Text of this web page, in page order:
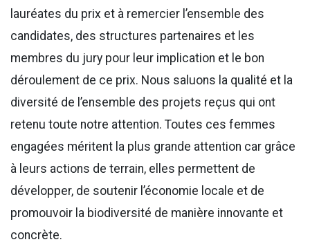
lauréates du prix et à remercier l’ensemble des
candidates, des structures partenaires et les
membres du jury pour leur implication et le bon
déroulement de ce prix. Nous saluons la qualité et la
diversité de l’ensemble des projets reçus qui ont
retenu toute notre attention. Toutes ces femmes
engagées méritent la plus grande attention car grâce
à leurs actions de terrain, elles permettent de
développer, de soutenir l’économie locale et de
promouvoir la biodiversité de manière innovante et
concrète.